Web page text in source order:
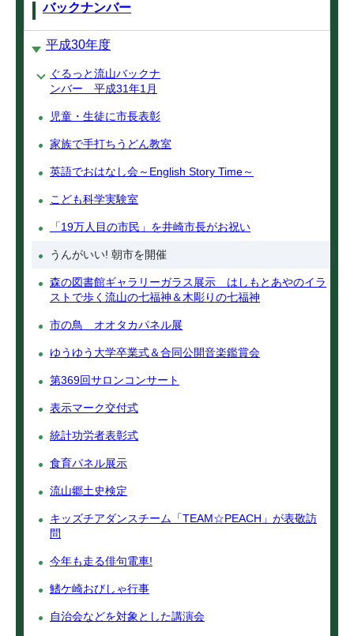
バックナンバー
平成30年度
ぐるっと流山バックナ
ンバー 平成31年1月
児童・生徒に市長表彰
家族で手打ちうどん教室
英語でおはなし会～English Story Time～
こども科学実験室
「19万人目の市民」を井崎市長がお祝い
うんがいい! 朝市を開催
森の図書館ギャラリーガラス展示 はしもとあやのイラ
ストで歩く流山の七福神＆木彫りの七福神
市の鳥 オオタカパネル展
ゆうゆう大学卒業式＆合同公開音楽鑑賞会
第369回サロンコンサート
表示マーク交付式
統計功労者表彰式
食育パネル展示
流山郷土史検定
キッズチアダンスチーム「TEAM☆PEACH」が表敬訪
問
今年も走る俳句電車!
鰭ケ崎おびしゃ行事
自治会などを対象とした講演会